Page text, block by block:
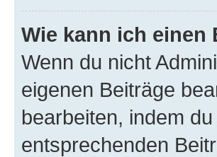
Wie kann ich einen
Wenn du nicht
eigenen Beiträge
bearbeiten, indem
entsprechenden